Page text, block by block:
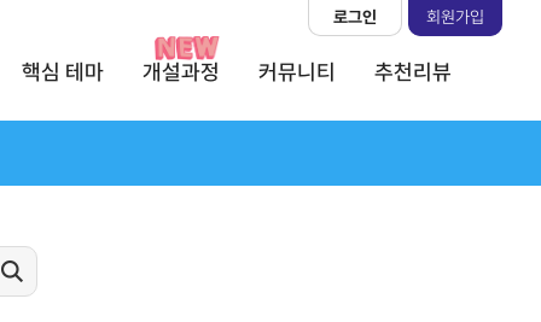
핵심 테마 개설과정 커뮤니티 추천리뷰
로그인 회원가입